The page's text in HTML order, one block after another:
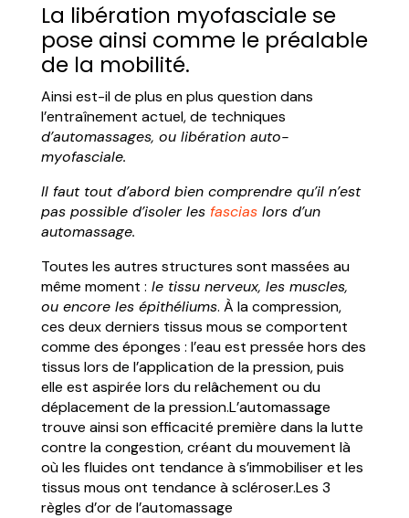
La libération myofasciale se
pose ainsi comme le préalable
de la mobilité.
Ainsi est-il de plus en plus question dans
l’entraînement actuel, de techniques
d’automassages, ou libération auto-
myofasciale.
Il faut tout d’abord bien comprendre qu’il n’est
pas possible d’isoler les fasciaslors d’un
automassage.
Toutes les autres structures sont massées au
même moment : le tissu nerveux, les muscles,
ou encore les épithéliums. À la compression,
ces deux derniers tissus mous se comportent
comme des éponges : l’eau est pressée hors des
tissus lors de l’application de la pression, puis
elle est aspirée lors du relâchement ou du
déplacement de la pression.L’automassage
trouve ainsi son efficacité première dans la lutte
contre la congestion, créant du mouvement là
où les fluides ont tendance à s’immobiliser et les
tissus mous ont tendance à scléroser.Les 3
règles d’or de l’automassage